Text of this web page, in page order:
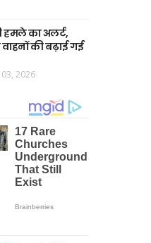
का अलर्ट,
की बढ़ाई गई
2026